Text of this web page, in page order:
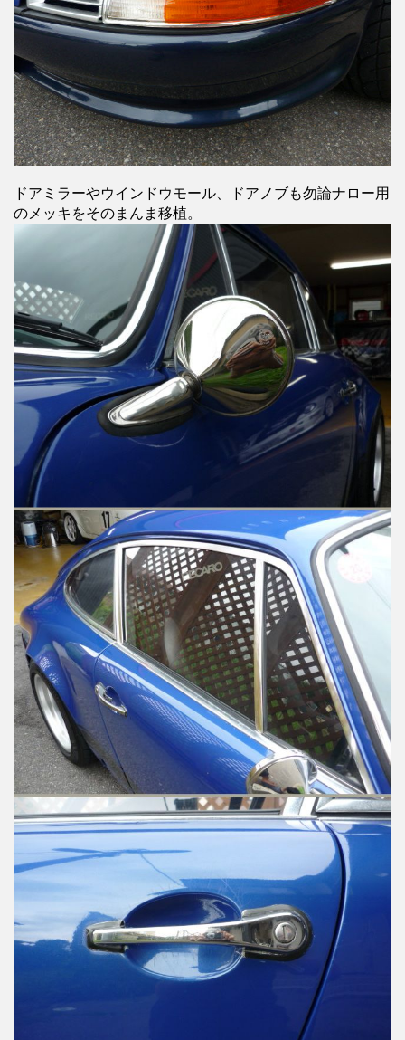
ドアミラーやウインドウモール、ドアノブも勿論ナロー用
のメッキをそのまんま移植。